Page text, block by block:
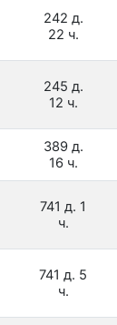
242 д.
22 ч.
245 д.
12 ч.
389 д.
16 ч.
741 д. 1
ч.
741 д. 5
ч.